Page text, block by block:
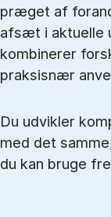
præget af
afsæt i aktuelle
kombinerer
praksisnær
Du udvikler
med det
du kan bruge